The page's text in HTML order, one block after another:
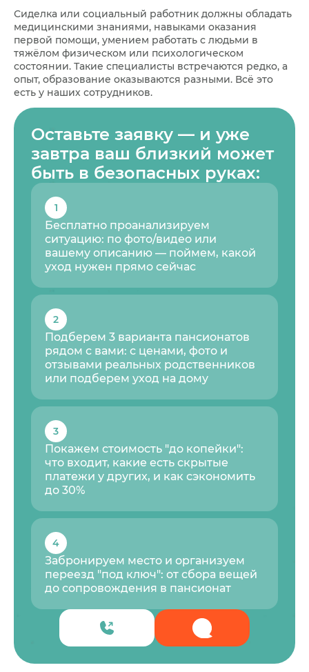
Сиделка или социальный работник должны обладать
медицинскими знаниями, навыками оказания
первой помощи, умением работать с людьми в
тяжёлом физическом или психологическом
состоянии. Такие специалисты встречаются редко, а
опыт, образование оказываются разными. Всё это
есть у наших сотрудников.
Оставьте заявку — и уже
завтра ваш близкий может
быть в безопасных руках:
Бесплатно проанализируем
ситуацию: по фото/видео или
вашему описанию — поймем, какой
уход нужен прямо сейчас
1
Подберем 3 варианта пансионатов
рядом с вами: с ценами, фото и
отзывами реальных родственников
или подберем уход на дому
2
Покажем стоимость "до копейки":
что входит, какие есть скрытые
платежи у других, и как сэкономить
до 30%
3
Забронируем место и организуем
переезд "под ключ": от сбора вещей
до сопровождения в пансионат
4